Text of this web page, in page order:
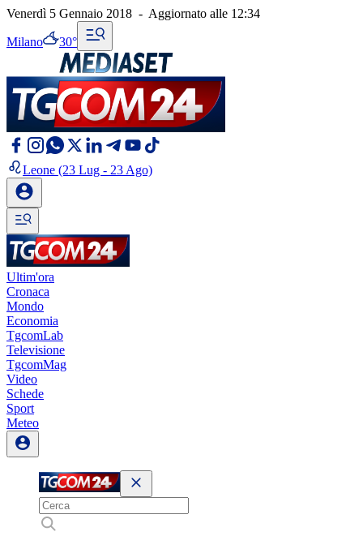
Venerdì 5 Gennaio 2018 - Aggiornato alle 12:34
Milano 30°
Leone (23 Lug - 23 Ago)
Ultim'ora
Cronaca
Mondo
Economia
TgcomLab
Televisione
TgcomMag
Video
Schede
Sport
Meteo